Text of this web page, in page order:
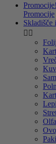
Promocije!
Promocije
Skladišče
 